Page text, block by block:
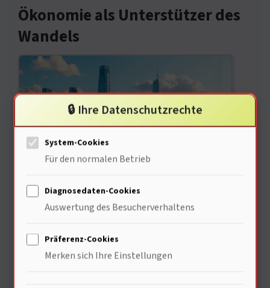
Ökonomie als Unterstützer des
Wandels
Anreize sind entscheidend · Wenn wir
den Preis von fossilen Brennstoffen
erhöhen, wird der Umstieg auf
Erneuerbare attraktiver. Studien
🔒 Ihre Datenschutzrechte
System-Cookies
Für den normalen Betrieb
Diagnosedaten-Cookies
Auswertung des Besucherverhaltens
Präferenz-Cookies
Merken sich Ihre Einstellungen